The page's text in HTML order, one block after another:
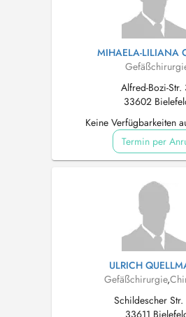
MIHAELA-LILIANA
Alfred-Bozi-Str.
33602
Keine Verfügbarkeiten
Termin per
ULRICH
Gefäßchirurgie,
Schildescher Str.
33611